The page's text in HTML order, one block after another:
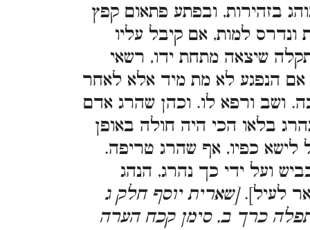
בזהירות, ובפתע פתאום קפץ
ונדרס למות, אם קיבל עליו
שיצאה מתחת ידו, רשאי
אם הנפגע לא מת מיד אלא לאחר
ושב ורפא לו. וכהן שהרג אדם
בלאו הכי היה חולה באופן
לישא כפיו, אף שהרג טריפה.
ועל ידי כך נהרג, הנהג
לעיל].[שארית יוסף חלק ג
כרך ב, סימן קכח הערה